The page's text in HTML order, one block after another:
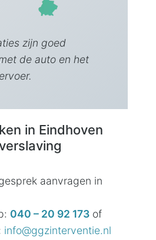
zijn goed
de auto en het
in Eindhoven
aanvragen in
040 – 20 92 173 of
info@ggzinterventie.nl